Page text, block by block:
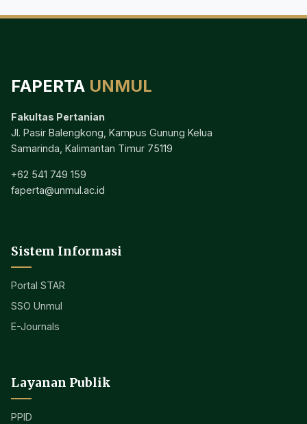
FAPERTA UNMUL
Fakultas Pertanian
Jl. Pasir Balengkong, Kampus Gunung Kelua
Samarinda, Kalimantan Timur 75119
+62 541 749 159
faperta@unmul.ac.id
Sistem Informasi
Portal STAR
SSO Unmul
E-Journals
Layanan Publik
PPID